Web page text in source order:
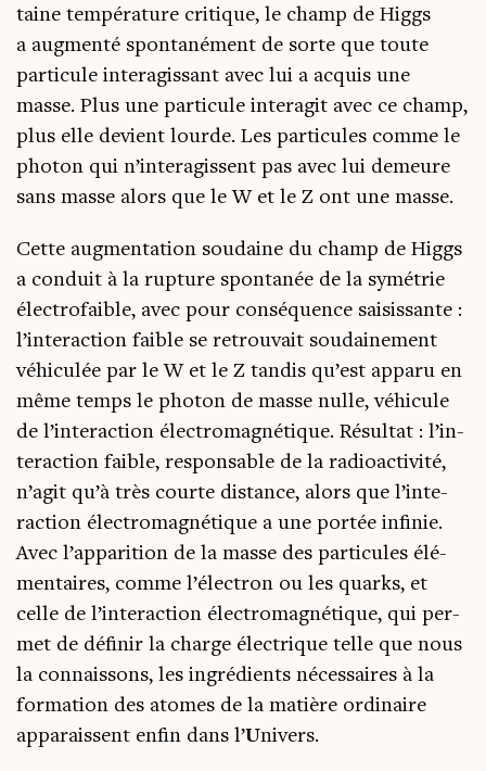
taine tem­pé­ra­ture cri­tique, le champ de Higgs
a aug­men­té spon­ta­né­ment de sorte que toute
par­ti­cule inter­agis­sant avec lui a acquis une
masse. Plus une par­ti­cule inter­agit avec ce champ,
plus elle devient lourde. Les par­ti­cules comme le
pho­ton qui n’in­te­ra­gissent pas avec lui demeure
sans masse alors que le W et le Z ont une masse.
Cette aug­men­ta­tion sou­daine du champ de Higgs
a conduit à la rup­ture spon­ta­née de la symé­trie
élec­tro­faible, avec pour consé­quence sai­sis­sante :
l’in­te­rac­tion faible se retrou­vait sou­dai­ne­ment
véhi­cu­lée par le W et le Z tan­dis qu’est appa­ru en
même temps le pho­ton de masse nulle, véhi­cule
de l’in­te­rac­tion élec­tro­ma­gné­tique. Résul­tat : l’in­
te­rac­tion faible, res­pon­sable de la radio­ac­ti­vi­té,
n’a­git qu’à très courte dis­tance, alors que l’in­te­
rac­tion élec­tro­ma­gné­tique a une por­tée infi­nie.
Avec l’ap­pa­ri­tion de la masse des par­ti­cules élé­
men­taires, comme l’élec­tron ou les quarks, et
celle de l’in­te­rac­tion élec­tro­ma­gné­tique, qui per­
met de défi­nir la charge élec­trique telle que nous
la connais­sons, les ingré­dients néces­saires à la
for­ma­tion des atomes de la matière ordi­naire
appa­raissent enfin dans l’Univers.